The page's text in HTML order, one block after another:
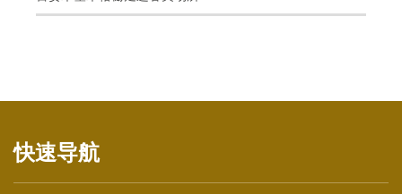
快速导航